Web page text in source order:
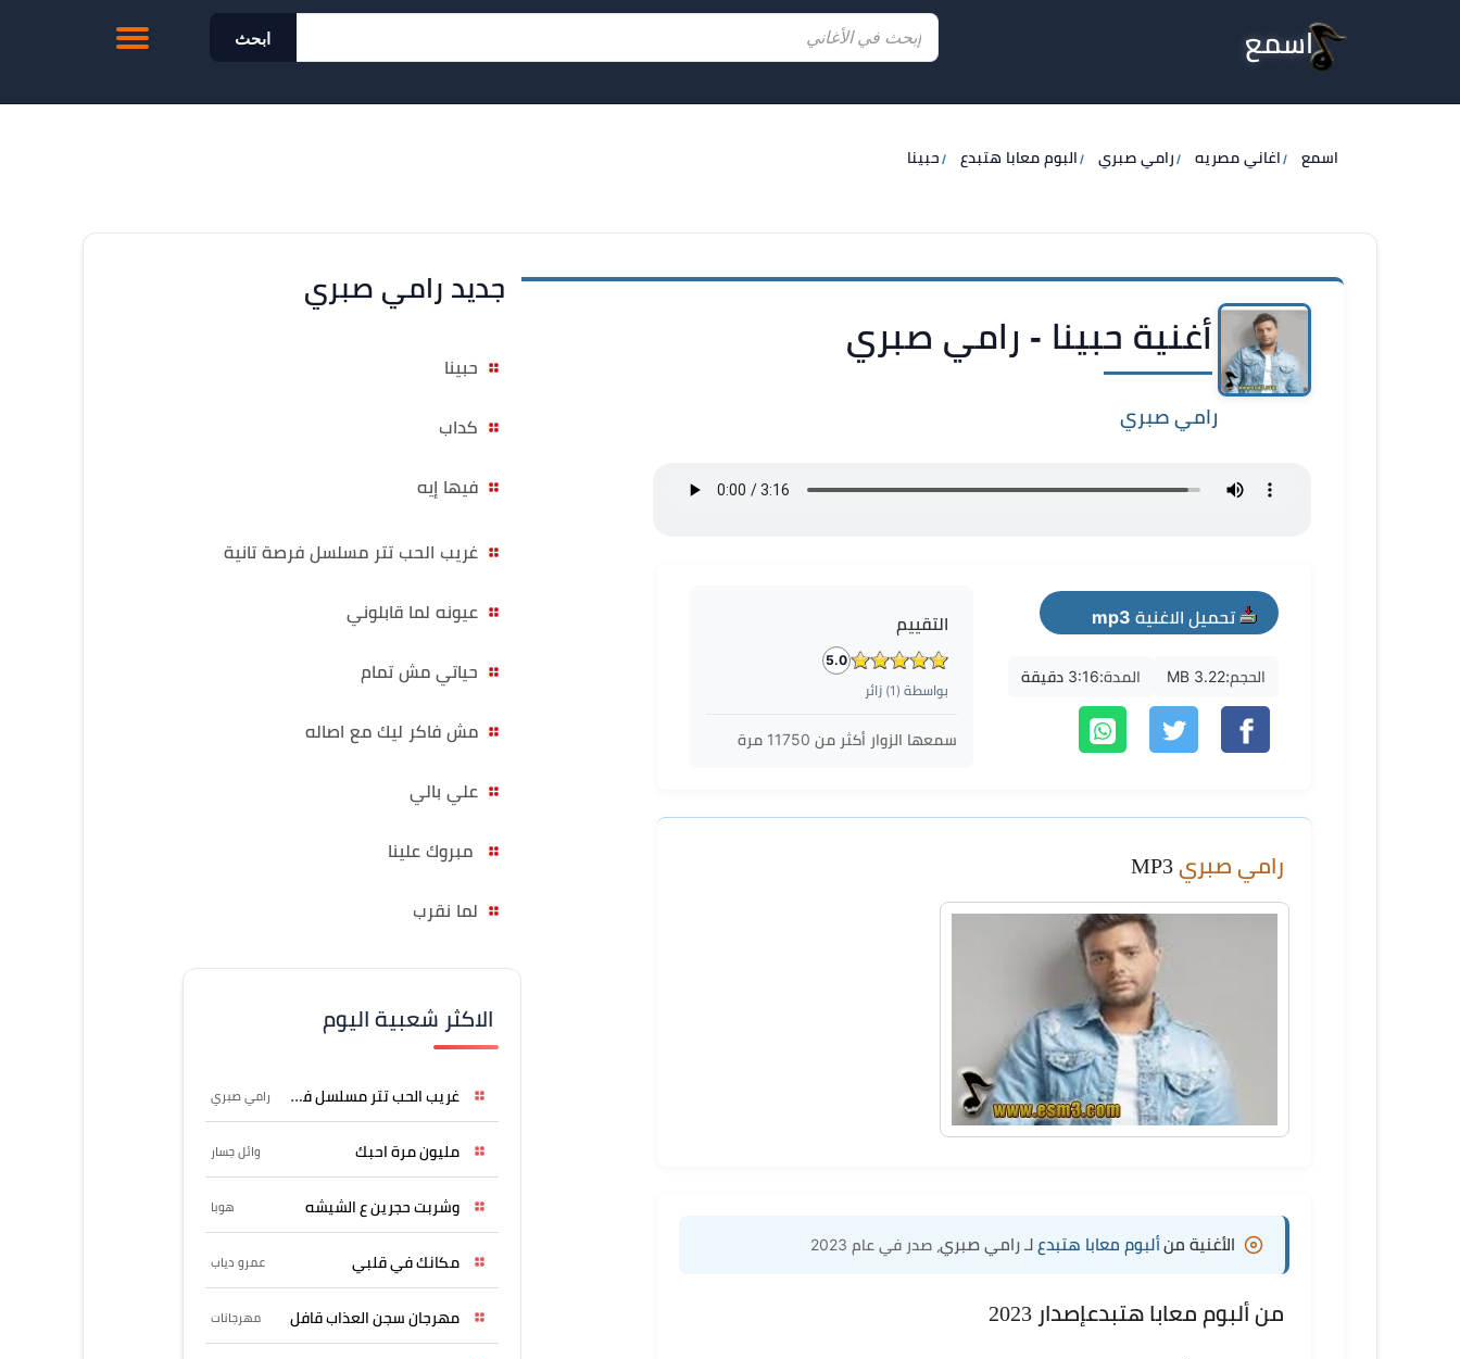
اسمع ابحث
اسمع اغاني مصريه رامي صبري البوم معابا هتبدع حبينا
أغنية حبينا - رامي صبري
رامي صبري
تحميل الاغنية mp3
الحجم:3.22 MB المدة:3:16 دقيقة
التقييم
5.0
بواسطة ( 1) زائر
سمعها الزوار أكثر من 11750 مرة
رامي صبري
الأغنية منألبوم معابا هتبدع لـ رامي صبري ، صدر في عام 2023
من ألبوم معابا هتبدعإصدار 2023
جديد رامي صبري
حبينا
كداب
فيها إيه
غريب الحب تتر مسلسل فرصة تانية
عيونه لما قابلوني
حياتي مش تمام
مش فاكر ليك مع اصاله
علي بالي
مبروك علينا
لما نقرب
الاكثر شعبية اليوم
غريب الحب تتر مسلسل فرصة رامي صبري
مليون مرة احبك وائل جسار
وشربت حجرين ع الشيشه هوبا
مكانك في قلبي عمرو دياب
مهرجان سجن العذاب قافل مهرجانات